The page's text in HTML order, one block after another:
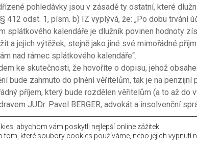
pohledávky jsou v zásadě ty ostatní, které
412 odst. 1, písm. b) IZ vyplývá, že: „Po dobu trvání
splátkového kalendáře je dlužník povinen hodnoty
a jejich výtěžek, stejně jako jiné své mimořádné
nad rámec splátkového kalendáře“.
ke skutečnosti, že hovoříte o dopisu, jehož
bude zahrnuto do plnění věřitelům, tak je na penzijní
příjem, který bude rozdělen věřitelům (a to až do
JUDr. Pavel BERGER, advokát a insolvenční
insolvenčních správců . All rights reserved.
abychom vám poskytli nejlepší online zážitek.
tom, které soubory cookies používáme, nebo jejich vypnutí